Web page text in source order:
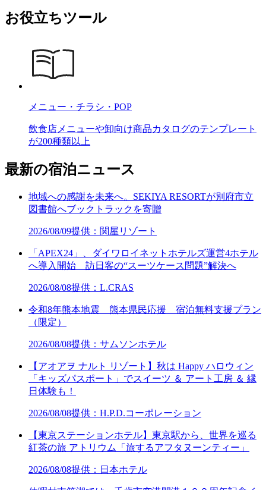
お役立ちツール
メニュー・チラシ・POP
飲食店メニューや卸向け商品カタログのテンプレート
が200種類以上
最新の宿泊ニュース
地域への感謝を未来へ。SEKIYA RESORTが別府市立
図書館へブックトラックを寄贈
2026/08/09提供：関屋リゾート
「APEX24」、ダイワロイネットホテルズ運営4ホテル
へ導入開始 訪日客の“スーツケース問題”解決へ
2026/08/08提供：L.CRAS
令和8年熊本地震 熊本県民応援 宿泊無料支援プラン
（限定）
2026/08/08提供：サムソンホテル
【アオアヲ ナルト リゾート】秋は Happy ハロウィン
「キッズパスポート」でスイーツ ＆ アート工房 ＆ 縁
日体験も！
2026/08/08提供：H.P.D.コーポレーション
【東京ステーションホテル】東京駅から、世界を巡る
紅茶の旅 アトリウム「旅するアフタヌーンティー」
2026/08/08提供：日本ホテル